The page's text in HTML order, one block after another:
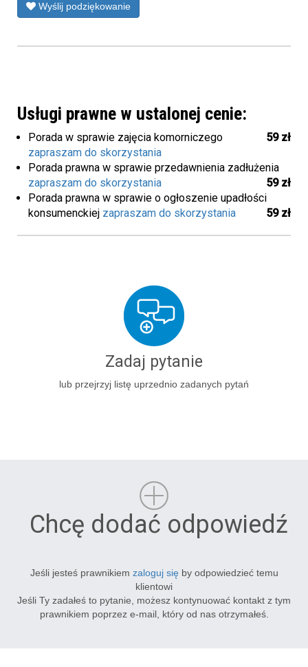
Wyślij podziękowanie
Usługi prawne w ustalonej cenie:
Porada w sprawie zajęcia komorniczego
59 zł
zapraszam do skorzystania
Porada prawna w sprawie przedawnienia zadłużenia
59 zł
zapraszam do skorzystania
Porada prawna w sprawie o ogłoszenie upadłości
konsumenckiej
59 zł
zapraszam do skorzystania
Zadaj pytanie
lub przejrzyj listę uprzednio zadanych pytań
Chcę dodać odpowiedź
Jeśli jesteś prawnikiem zaloguj się by odpowiedzieć temu
klientowi
Jeśli Ty zadałeś to pytanie, możesz kontynuować kontakt z tym
prawnikiem poprzez e-mail, który od nas otrzymałeś.